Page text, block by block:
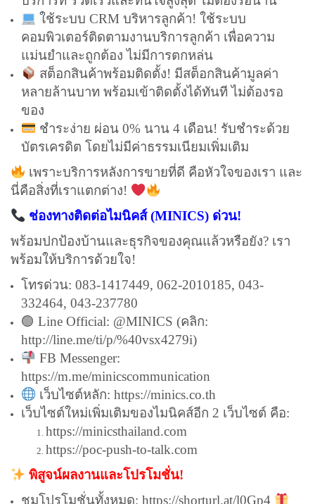
ใช้ระบบ CRM บริหารลูกค้า! ใช้ระบบ
คอมพิวเตอร์ติดตามงานบริการลูกค้า เพื่อความ
แม่นยำและถูกต้อง ไม่มีการตกหล่น
สต็อกสินค้าพร้อมติดตั้ง! มีสต็อกสินค้ามูลค่า
หลายล้านบาท พร้อมเข้าติดตั้งได้ทันที ไม่ต้องรอ
ของ
ชำระง่าย ผ่อน 0% นาน 4 เดือน! รับชำระด้วย
บัตรเครดิต โดยไม่มีค่าธรรมเนียมเพิ่มเติม
เพราะบริการหลังการขายที่ดี คือหัวใจของเรา และ
นี่คือสิ่งที่เราแตกต่าง!
ช่องทางติดต่อไมนิคส์ (MINICS) ด่วน!
พร้อมปกป้องบ้านและธุรกิจของคุณแล้วหรือยัง? เรา
พร้อมให้บริการด้วยใจ!
โทรด่วน: 083-1417449, 062-2010185, 043-
332464, 043-237780
🟢 Line Official: @MINICS (คลิก:
http://line.me/ti/p/%40vsx4279i)
FB Messenger:
https://m.me/minicscommunication
เว็บไซต์หลัก:https://minics.co.th
เว็บไซต์ใหม่เพิ่มเติมของไมนิคส์อีก 2 เว็บไซต์ คือ:
https://minicsthailand.com
https://poc-push-to-talk.com
พิสูจน์ผลงานและโปรโมชั่น!
ชมโปรโมชั่นทั้งหมด: https://shorturl.at/l0Gp4